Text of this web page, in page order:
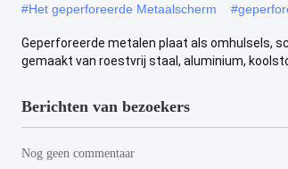
#Het geperforeerde Metaalscherm #
Geperforeerde metalen plaat als omhulsels,
gemaakt van roestvrij staal, aluminium,
Berichten van bezoekers
Nog geen commentaar